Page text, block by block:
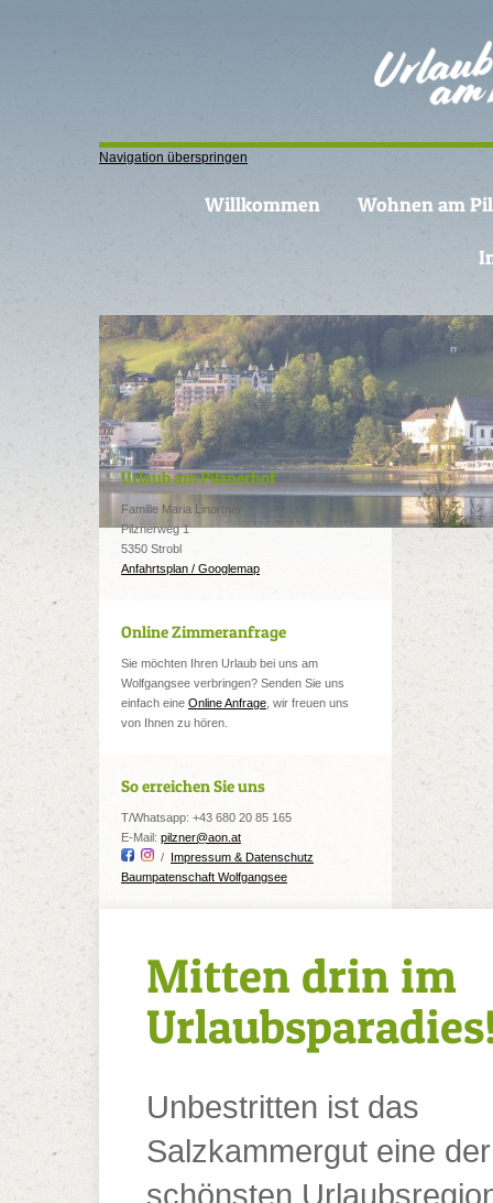
Navigation überspringen
Willkommen Wohnen am
Urlaub am Pilznerhof
Familie Maria Linortner
Pilznerweg 1
5350 Strobl
Anfahrtsplan / Googlemap
Online Zimmeranfrage
Sie möchten Ihren Urlaub bei uns am
Wolfgangsee verbringen? Senden Sie uns
einfach eine Online Anfrage , wir freuen uns
von Ihnen zu hören.
So erreichen Sie uns
T/Whatsapp: +43 680 20 85 165
E-Mail: pilzner@aon.at
/ Impressum & Datenschutz
Baumpatenschaft Wolfgangsee
Mitten drin im
Unbestritten ist das
Salzkammergut eine der
schönsten